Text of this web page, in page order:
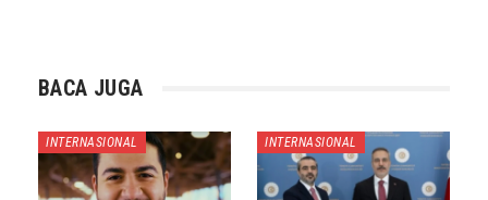
BACA JUGA
INTERNASIONAL INTERNASIONAL